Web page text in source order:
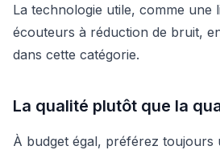
La technologie utile, comme une
écouteurs à réduction de bruit,
dans cette catégorie.
La qualité plutôt que la
À budget égal, préférez toujours